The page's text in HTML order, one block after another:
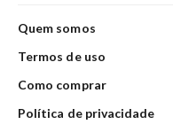
Quem somos
Termos de uso
Como comprar
Política de privacidade